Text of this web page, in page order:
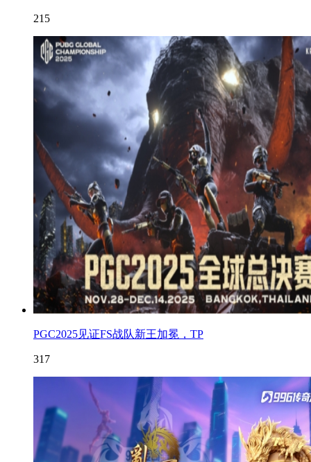
215
PGC2025见证FS战队新王加冕，TP
317